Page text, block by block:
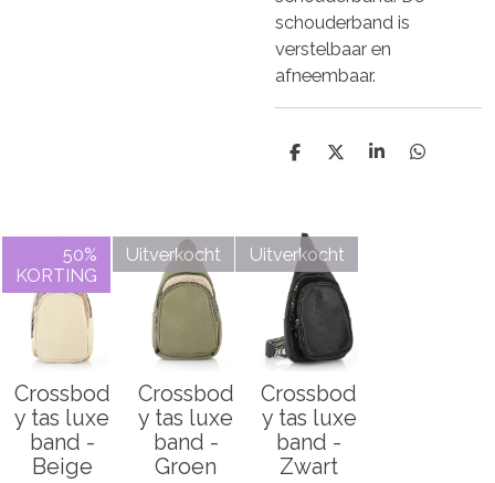
schouderband is
verstelbaar en
afneembaar.
D
n
D
S
D
50%
KORTING
Crossbod
y tas luxe
band -
Beige
Uitverkocht
Crossbod
y tas luxe
band -
Groen
Uitverkocht
Crossbod
y tas luxe
band -
Zwart